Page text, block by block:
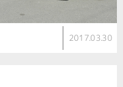
2017.03.30